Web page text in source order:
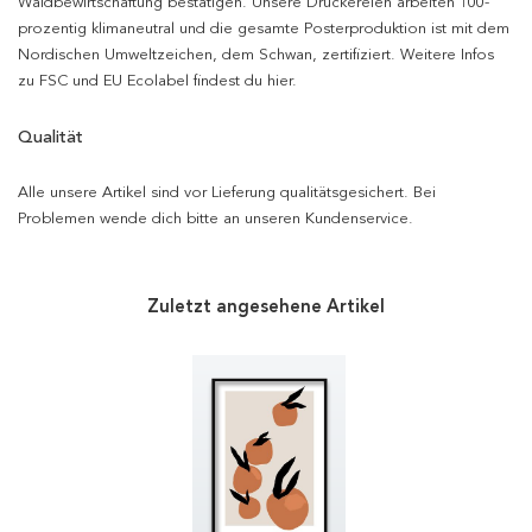
prozentig klimaneutral und die gesamte Posterproduktion ist mit dem
Nordischen Umweltzeichen, dem Schwan, zertifiziert. Weitere Infos
zu FSC und EU Ecolabel findest du hier.
Qualität
Alle unsere Artikel sind vor Lieferung qualitätsgesichert. Bei
Problemen wende dich bitte an unseren Kundenservice.
Zuletzt angesehene Artikel